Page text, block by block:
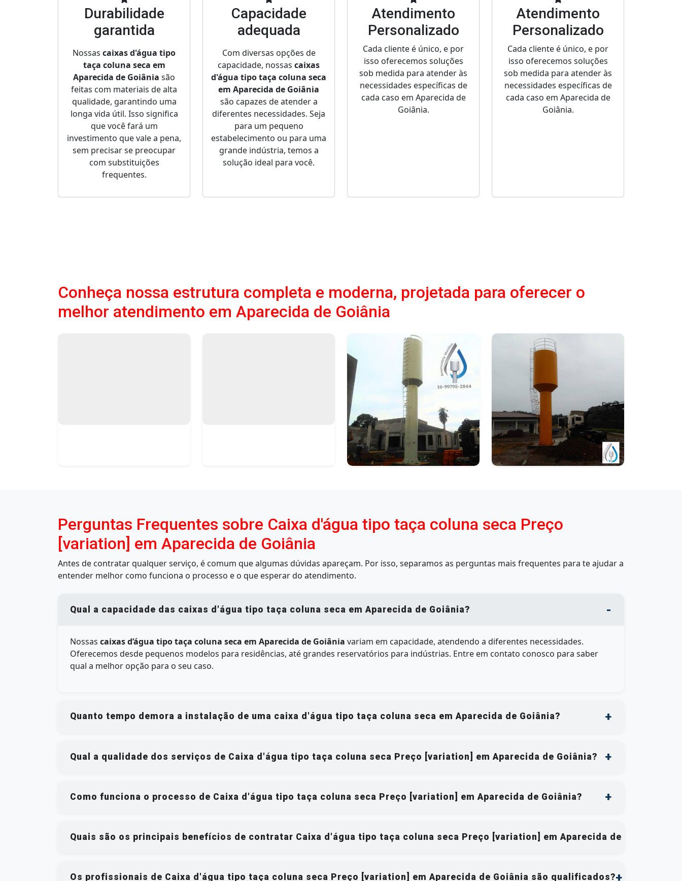
Durabilidade
garantida
Nossas caixas d'água tipo
taça coluna seca em
Aparecida de Goiânia são
feitas com materiais de alta
qualidade, garantindo uma
longa vida útil. Isso significa
que você fará um
investimento que vale a pena,
sem precisar se preocupar
com substituições
frequentes.
Capacidade
adequada
Com diversas opções de
capacidade, nossas caixas
d'água tipo taça coluna seca
em Aparecida de Goiânia
são capazes de atender a
diferentes necessidades. Seja
para um pequeno
estabelecimento ou para uma
grande indústria, temos a
solução ideal para você.
Atendimento
Personalizado
Cada cliente é único, e por
isso oferecemos soluções
sob medida para atender às
necessidades específicas de
cada caso em Aparecida de
Goiânia.
Atendimento
Personalizado
Cada cliente é único, e por
isso oferecemos soluções
sob medida para atender às
necessidades específicas de
cada caso em Aparecida de
Goiânia.
Conheça nossa estrutura completa e moderna, projetada para oferecer o
melhor atendimento em Aparecida de Goiânia
Perguntas Frequentes sobre Caixa d'água tipo taça coluna seca Preço
[variation] em Aparecida de Goiânia
Antes de contratar qualquer serviço, é comum que algumas dúvidas apareçam. Por isso, separamos as perguntas mais frequentes para te ajudar a
entender melhor como funciona o processo e o que esperar do atendimento.
Qual a capacidade das caixas d'água tipo taça coluna seca em Aparecida de Goiânia?
Nossas caixas d’água tipo taça coluna seca em Aparecida de Goiânia variam em capacidade, atendendo a diferentes necessidades.
Oferecemos desde pequenos modelos para residências, até grandes reservatórios para indústrias. Entre em contato conosco para saber
qual a melhor opção para o seu caso.
Quanto tempo demora a instalação de uma caixa d'água tipo taça coluna seca em Aparecida de Goiânia?
Qual a qualidade dos serviços de Caixa d'água tipo taça coluna seca Preço [variation] em Aparecida de Goiânia?
Como funciona o processo de Caixa d'água tipo taça coluna seca Preço [variation] em Aparecida de Goiânia?
Quais são os principais benefícios de contratar Caixa d'água tipo taça coluna seca Preço [variation] em Aparecida de Goiânia?
Os profissionais de Caixa d'água tipo taça coluna seca Preço [variation] em Aparecida de Goiânia são qualificados?